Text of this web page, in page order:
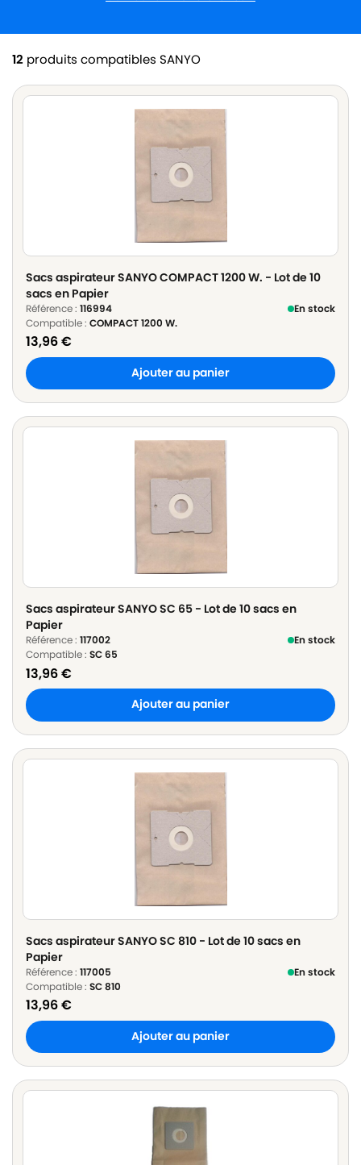
12 produits compatibles SANYO
Sacs aspirateur SANYO COMPACT 1200 W. - Lot de 10
sacs en Papier
Référence : 116994
En stock
Compatible : COMPACT 1200 W.
13,96€
Ajouter au panier
Sacs aspirateur SANYO SC 65 - Lot de 10 sacs en
Papier
Référence : 117002
En stock
Compatible : SC 65
13,96€
Ajouter au panier
Sacs aspirateur SANYO SC 810 - Lot de 10 sacs en
Papier
Référence : 117005
En stock
Compatible : SC 810
13,96€
Ajouter au panier